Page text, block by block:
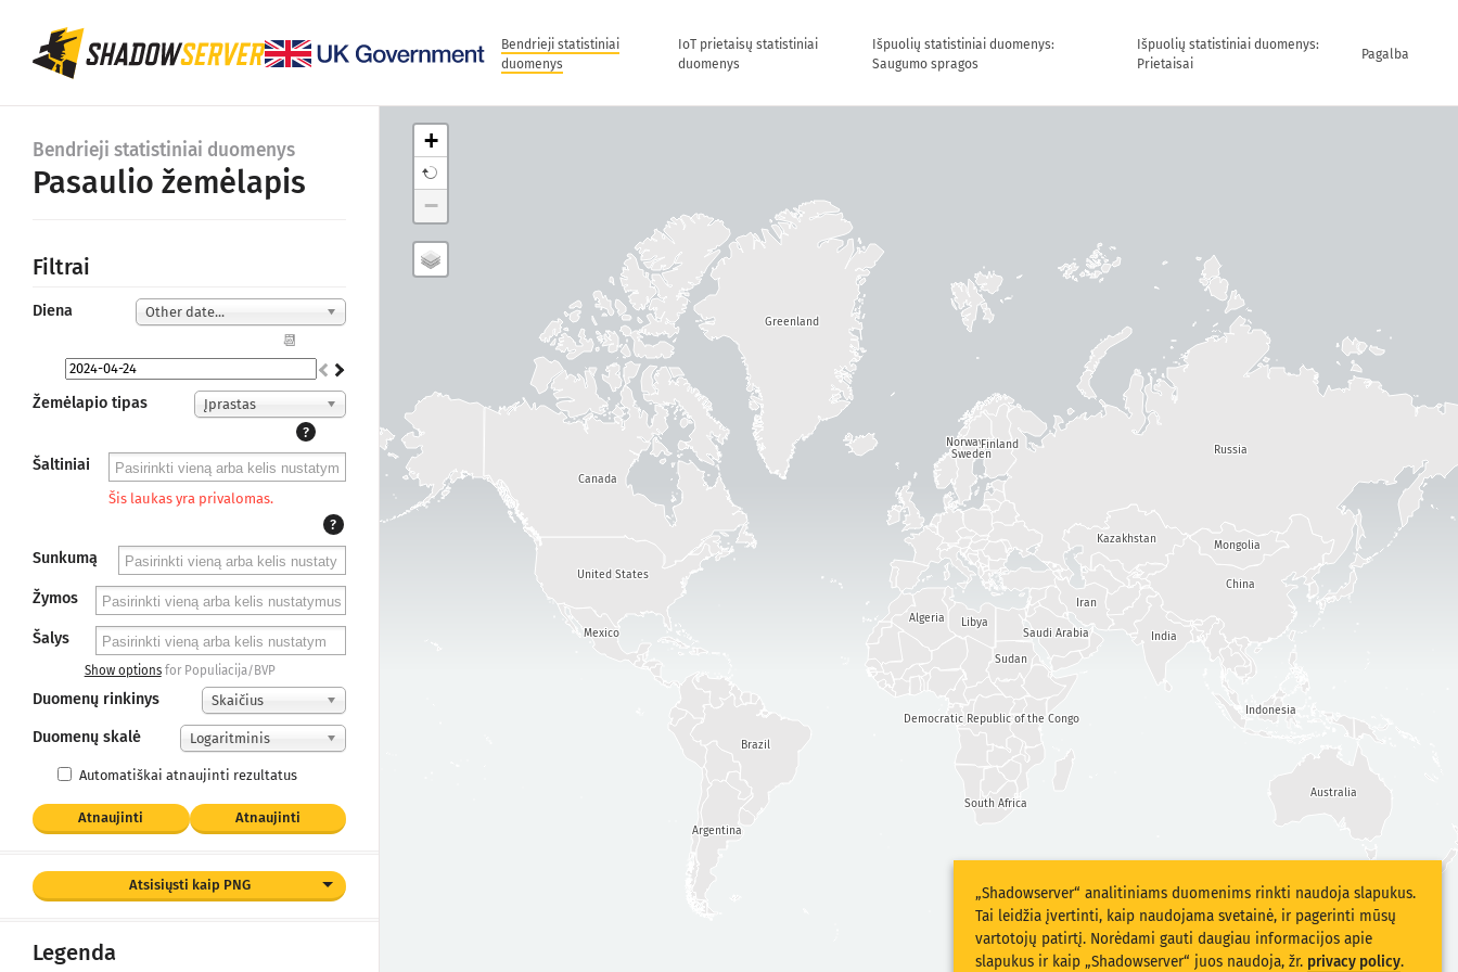
Bendrieji statistiniai
duomenys
IoT prietaisų statistiniai
duomenys
Išpuolių statistiniai duomenys:
Saugumo spragos
Išpuolių statistiniai duomenys:
Prietaisai
Pagalba
Bendrieji statistiniai duomenys
Pasaulio žemėlapis
Filtrai
Diena Other date...
📆
Žemėlapio tipas
Įprastas
?
Šaltiniai
Šis laukas yra privalomas.
?
Sunkumą
Žymos
Šalys
Show optionsfor Populiacija/BVP
Duomenų rinkinys Skaičius
Duomenų skalė Logaritminis
Automatiškai atnaujinti rezultatus
Atnaujinti Atnaujinti
Atsisiųsti kaip PNG
Legenda
Indonesia
Argentina
India
China
Democratic Republic of the Congo
South Africa
Kazakhstan
Brazil
Mongolia
Russia
Norway
Sweden
Finland
Libya
Sudan
Iran
Saudi Arabia
Algeria
United States
Canada
Mexico
Australia
Greenland
+
−
„Shadowserver“ analitiniams duomenims rinkti naudoja slapukus.
Tai leidžia įvertinti, kaip naudojama svetainė, ir pagerinti mūsų
vartotojų patirtį. Norėdami gauti daugiau informacijos apie
slapukus ir kaip „Shadowserver“ juos naudoja, žr. privacy policy.